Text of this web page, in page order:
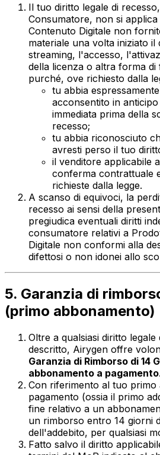
Il tuo diritto legale di
Consumatore, non si
Contenuto Digitale non
materiale una volta iniziato il
streaming, l'accesso,
della licenza o altra forma di
purché, ove richiesto dalla
tu abbia
acconsentito in
immediata prima della
recesso;
tu abbia riconosciuto
avresti perso il tuo
il venditore applicabile
conferma contrattuale
richieste dalla legge.
A scanso di equivoci, la
recesso ai sensi della
pregiudica eventuali diritti
consumatore relativi a
Digitale non conformi alla
difettosi o non idonei allo
5. Garanzia di
(primo abbonamento)
Oltre a qualsiasi diritto
descritto, Airygen offre
Garanzia di Rimborso di 14
abbonamento a pagamento.
Con riferimento al tuo primo
pagamento (ossia il primo
fine relativo a un
un rimborso entro 14 giorni
dell'addebito, per qualsiasi
Fatto salvo il diritto